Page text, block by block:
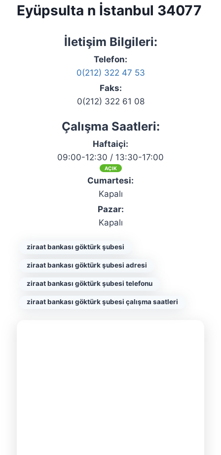
Eyüpsulta n İstanbul 34077
İletişim Bilgileri:
Telefon:
0(212) 322 47 53
Faks:
0(212) 322 61 08
Çalışma Saatleri:
Haftaiçi:
09:00-12:30 / 13:30-17:00
AÇIK
Cumartesi:
Kapalı
Pazar:
Kapalı
ziraat bankası göktürk şubesi
ziraat bankası göktürk şubesi adresi
ziraat bankası göktürk şubesi telefonu
ziraat bankası göktürk şubesi çalışma saatleri